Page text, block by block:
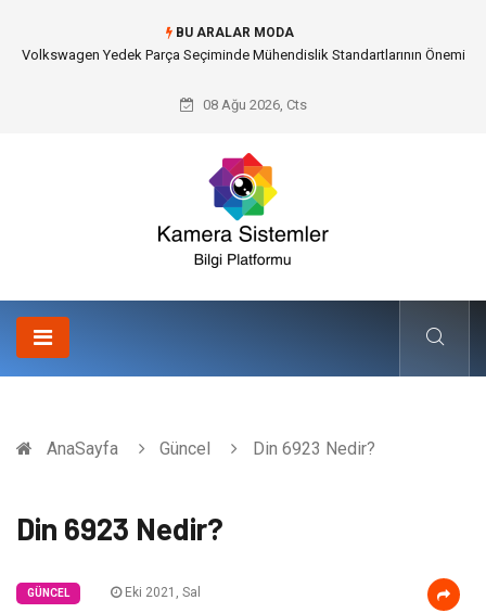
BU ARALAR MODA
Düğün Fotoğrafçısı Seçimiyle Geleceğe Nasıl Bir Miras Bırakacaksınız?
08 Ağu 2026, Cts
AnaSayfa Güncel Din 6923 Nedir?
Din 6923 Nedir?
GÜNCEL Eki 2021, Sal